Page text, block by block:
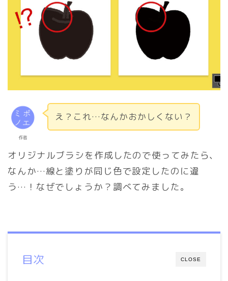
作者
え？これ…なんかおかしくない？
オリジナルブラシを作成したので使ってみたら、
なんか…線と塗りが同じ色で設定したのに違
う…！なぜでしょうか？調べてみました。
CLOSE
目次